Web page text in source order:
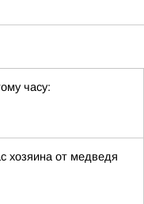
часу:
хозяина от медведя